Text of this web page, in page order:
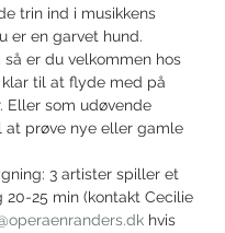
trin ind i musikkens
er en garvet hund.
så er du velkommen hos
til at flyde med på
Eller som udøvende
at prøve nye eller gamle
3 artister spiller et
20-25 min (kontakt Cecilie
hvis